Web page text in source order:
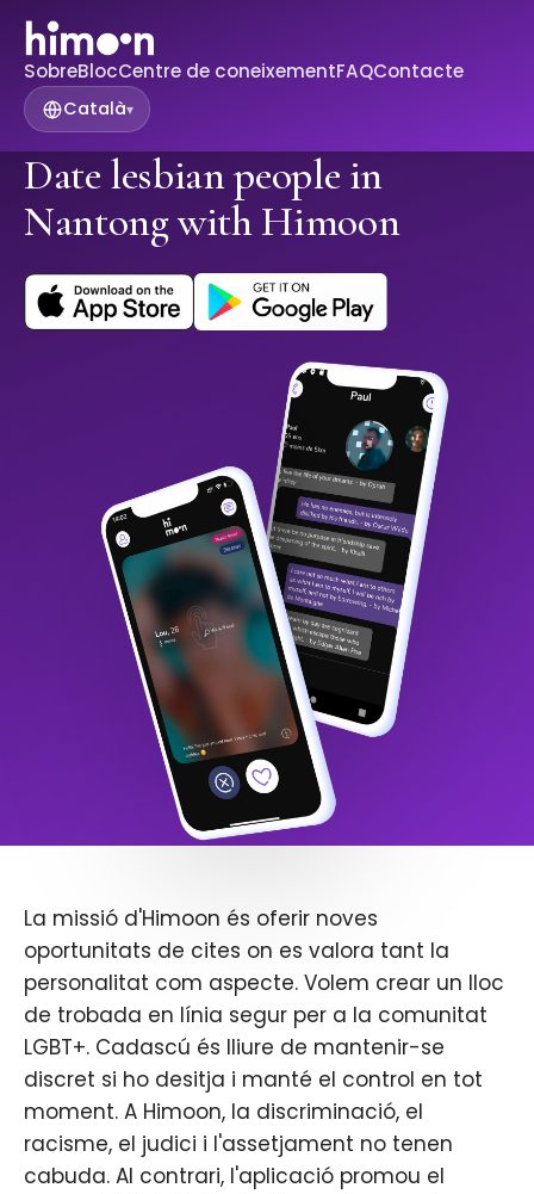
SobreBlocCentre de coneixementFAQContacte
Català▾
Date lesbian people in
Nantong with Himoon
La missió d'Himoon és oferir noves
oportunitats de cites on es valora tant la
personalitat com aspecte. Volem crear un lloc
de trobada en línia segur per a la comunitat
LGBT+. Cadascú és lliure de mantenir-se
discret si ho desitja i manté el control en tot
moment. A Himoon, la discriminació, el
racisme, el judici i l'assetjament no tenen
cabuda. Al contrari, l'aplicació promou el